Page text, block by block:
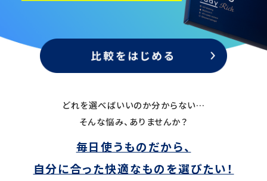
どれを選べばいいのか分からない…
そんな悩み、ありませんか？
毎日使うものだから、
自分に合った快適なものを選びたい！